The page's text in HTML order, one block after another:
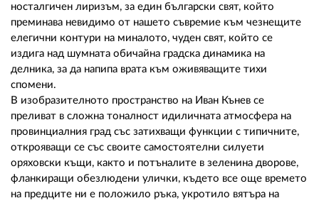
носталгичен лиризъм, за един български свят, който
преминава невидимо от нашето съвремие към чезнещите
елегични контури на миналото, чуден свят, който се
издига над шумната обичайна градска динамика на
делника, за да напипа врата към оживяващите тихи
спомени.
В изобразителното пространство на Иван Кънев се
преливат в сложна тоналност идиличната атмосфера на
провинциалния град със затихващи функции с типичните,
открояващи се със своите самостоятелни силуети
оряховски къщи, както и потъналите в зеленина дворове,
фланкиращи обезлюдени улички, където все още времето
на предците ни е положило ръка, укротило вятъра на